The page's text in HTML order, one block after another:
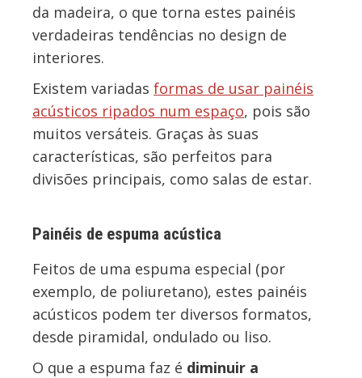
da madeira, o que torna estes painéis
verdadeiras tendências no design de
interiores.
Existem variadas formas de usar painéis
acústicos ripados num espaço, pois são
muitos versáteis. Graças às suas
características, são perfeitos para
divisões principais, como salas de estar.
Painéis de espuma acústica
Feitos de uma espuma especial (por
exemplo, de poliuretano), estes painéis
acústicos podem ter diversos formatos,
desde piramidal, ondulado ou liso.
O que a espuma faz é diminuir a